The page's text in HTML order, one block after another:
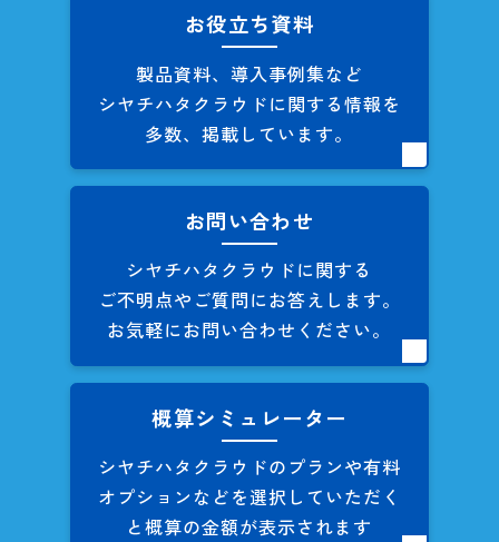
お役立ち資料
製品資料、導入事例集など
シヤチハタクラウドに関する情報を
多数、掲載しています。
お問い合わせ
シヤチハタクラウドに関する
ご不明点やご質問にお答えします。
お気軽にお問い合わせください。
概算シミュレーター
シヤチハタクラウドのプランや有料
オプションなどを選択していただく
と概算の金額が表示されます